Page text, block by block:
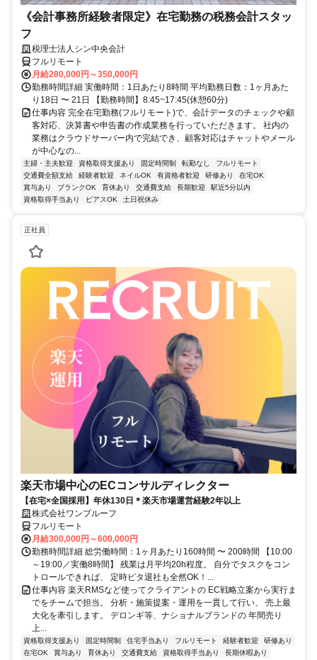
《会計事務所経験者限定》在宅勤務の税務会計スタッ
フ
税理士法人シン中央会計
フルリモート
月給280,000円～350,000円
勤務時間詳細 実働時間：1日あたり8時間 平均勤務日数：1ヶ月あた
り18日 〜 21日 【勤務時間】8:45~17:45(休憩60分)
仕事内容 完全在宅勤務(フルリモート)で、会計データのチェックや顧
客対応、決算書や申告書の作成業務を行っていただきます。 社内の
業務はクラウドサーバー内で完結でき、顧客対応はチャットやメール
が中心なの...
主婦・主夫歓迎 資格取得支援あり 固定時間制 転勤なし
フルリモート
交通費全額支給
経験者歓迎 ネイルOK 有資格者歓迎 研修あり
在宅OK
賞与あり
ブランクOK 育休あり 交通費支給 長期歓迎
駅近5分以内
資格取得手当あり
ピアスOK 土日祝休み
正社員
楽天市場中心のECコンサルディレクター
【在宅×全国採用】年休130日＊楽天市場運営経験2年以上
株式会社ワンプルーフ
フルリモート
月給300,000円～600,000円
勤務時間詳細 総労働時間：1ヶ月あたり160時間 〜 200時間 【10:00
～19:00／実働8時間】 残業は月平均20h程度。 自分でタスクをコン
トロールできれば、 定時ピタ退社も全然OK！...
仕事内容 楽天RMSなど使ってクライアントの EC戦略立案から実行ま
でをチームで担当。 分析・施策提案・運用を一貫して行い、 売上最
大化を牽引します。 デロンギ等、ナショナルブランドの 年間売り
上...
資格取得支援あり 固定時間制 住宅手当あり フルリモート 経験者歓迎
研修あり
在宅OK
賞与あり 育休あり 交通費支給 資格取得手当あり
長期休暇あり